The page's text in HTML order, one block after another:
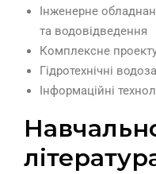
Інженерне
та водовідведення
Комплексне
Гідротехнічні
Інформаційні